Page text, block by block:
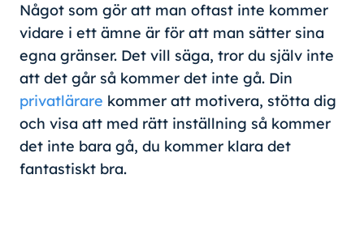
Något som gör att man oftast inte kommer
vidare i ett ämne är för att man sätter sina
egna gränser. Det vill säga, tror du själv inte
att det går så kommer det inte gå. Din
privatlärare kommer att motivera, stötta dig
och visa att med rätt inställning så kommer
det inte bara gå, du kommer klara det
fantastiskt bra.